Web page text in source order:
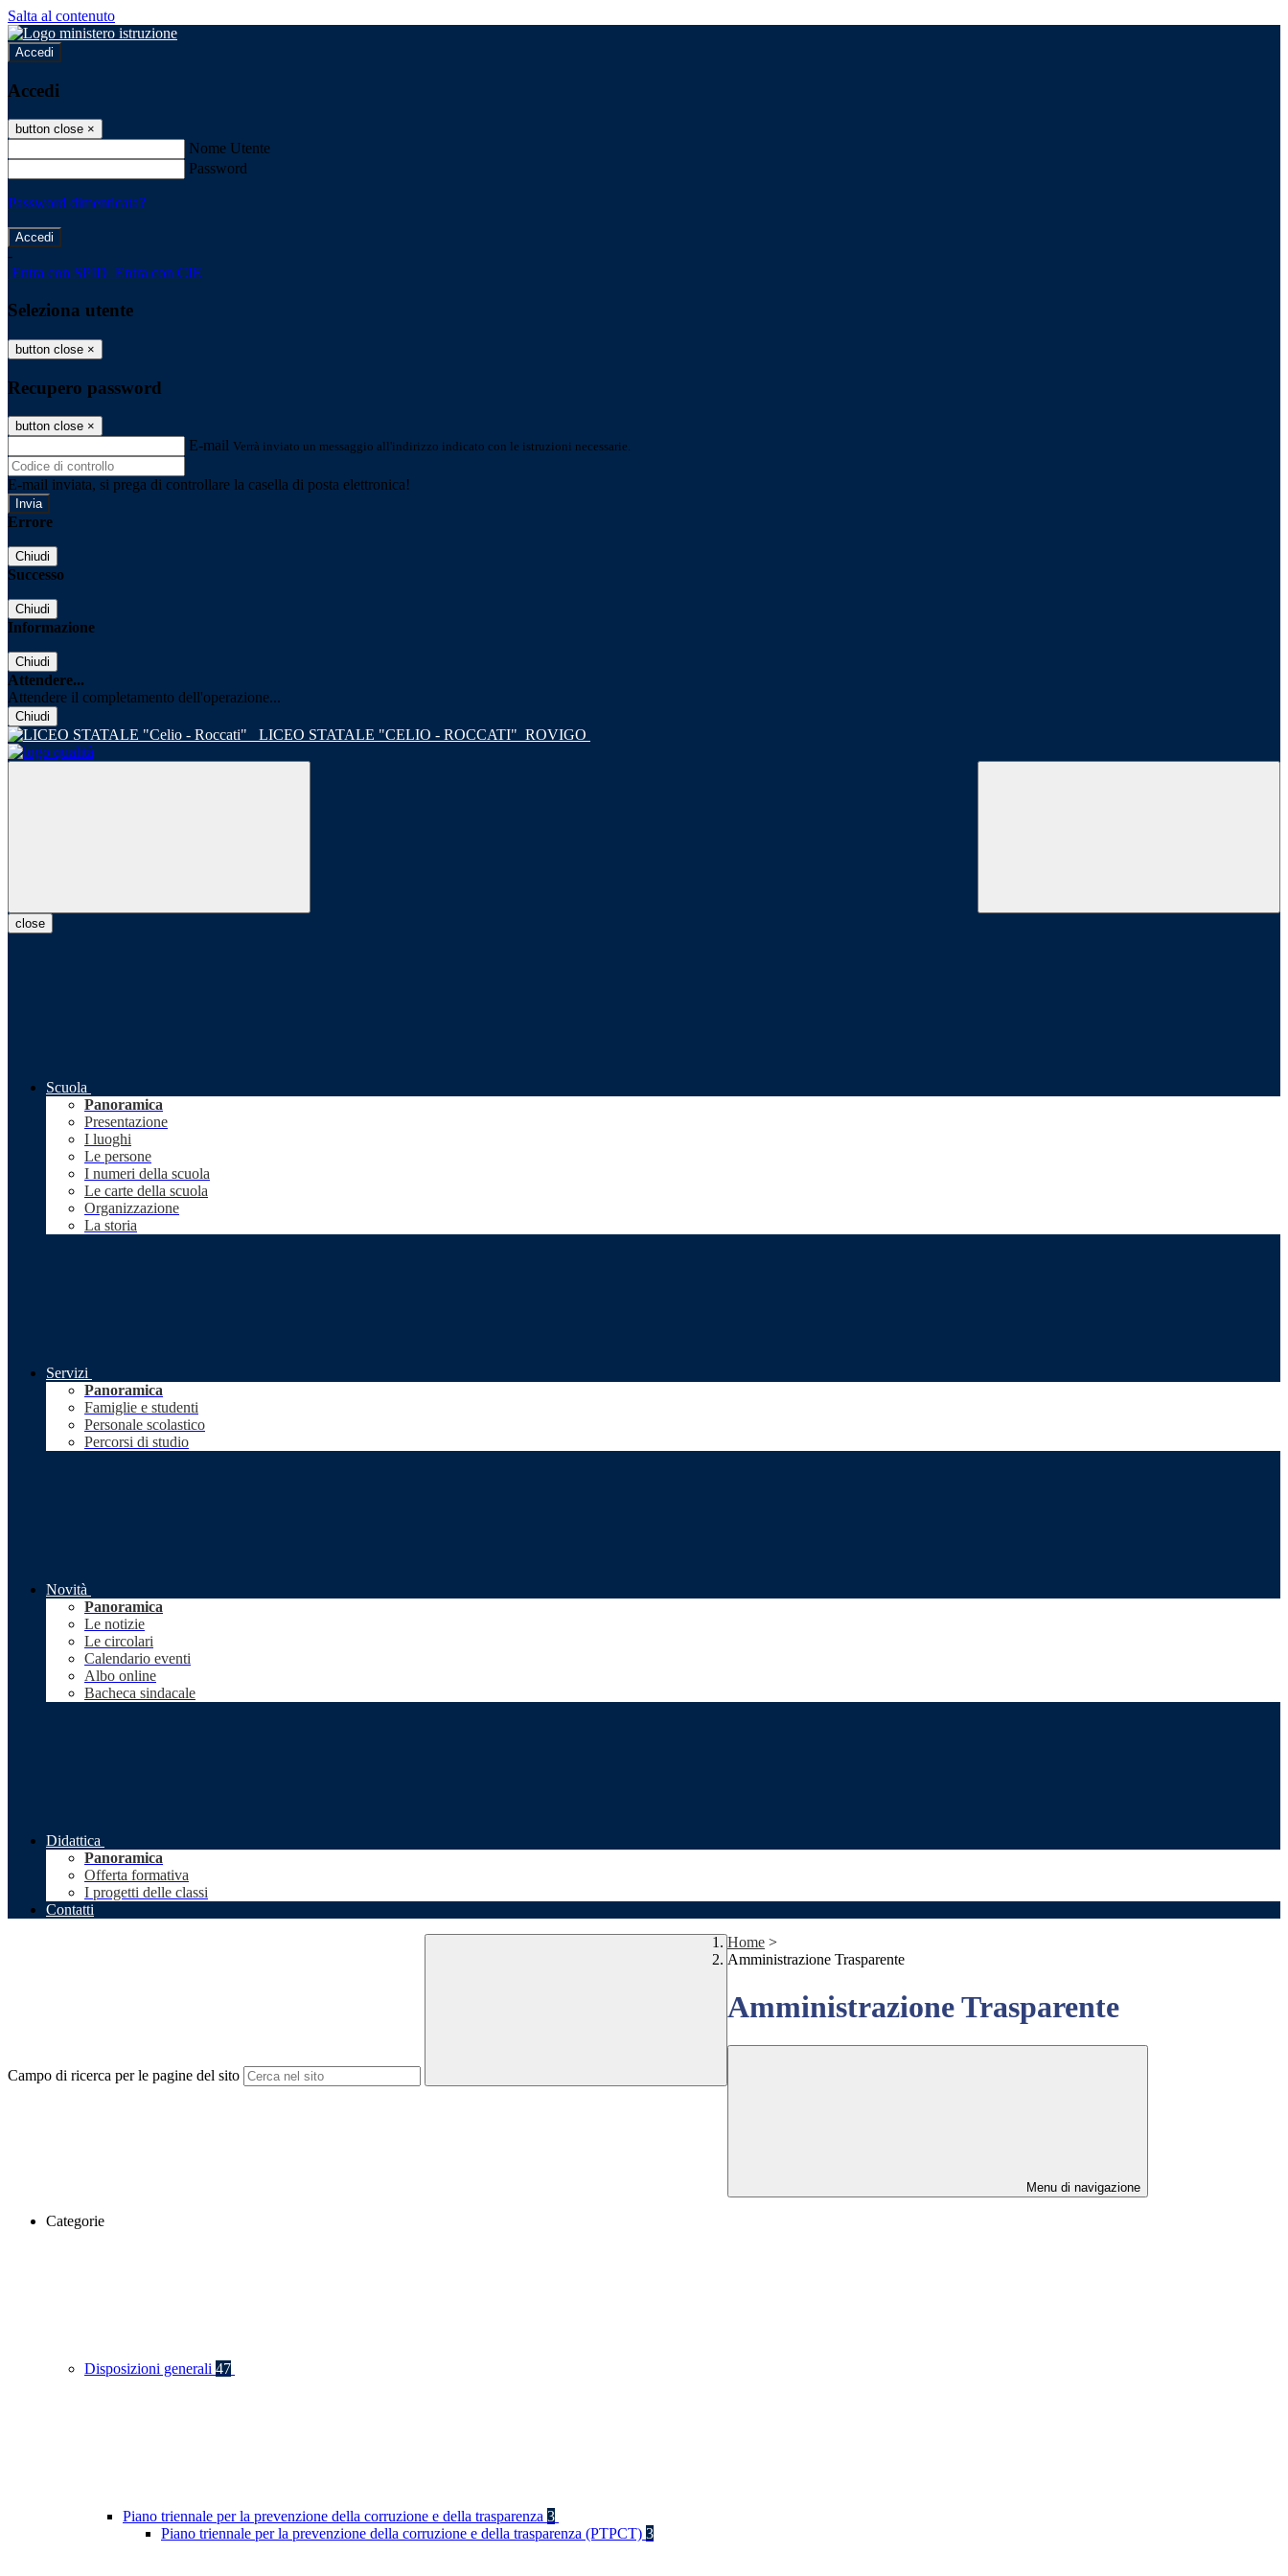
Salta al contenuto
Accedi
Accedi
button close ×
Nome Utente
Password
Password dimenticata?
-
Entra con SPID Entra con CIE
Seleziona utente
button close ×
Recupero password
button close ×
E-mail Verrà inviato un messaggio all'indirizzo indicato con le istruzioni necessarie.
E-mail inviata, si prega di controllare la casella di posta elettronica!
Errore
Chiudi
Successo
Chiudi
Informazione
Chiudi
Attendere...
Attendere il completamento dell'operazione...
Chiudi
LICEO STATALE "CELIO - ROCCATI" ROVIGO
close
Scuola
Panoramica
Presentazione
I luoghi
Le persone
I numeri della scuola
Le carte della scuola
Organizzazione
La storia
Servizi
Panoramica
Famiglie e studenti
Personale scolastico
Percorsi di studio
Novità
Panoramica
Le notizie
Le circolari
Calendario eventi
Albo online
Bacheca sindacale
Didattica
Panoramica
Offerta formativa
I progetti delle classi
Contatti
Campo di ricerca per le pagine del sito
Home >
Amministrazione Trasparente
Amministrazione Trasparente
Menu di navigazione
Categorie
Disposizioni generali 47
Piano triennale per la prevenzione della corruzione e della trasparenza 3
Piano triennale per la prevenzione della corruzione e della trasparenza (PTPCT) 3